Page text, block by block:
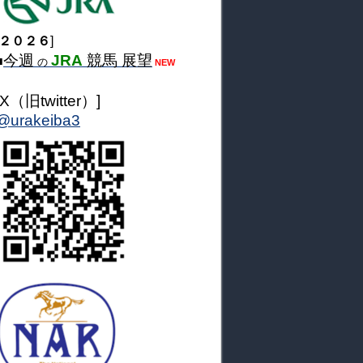
０２６]
今週 の JRA 競馬 展望 NEW
（旧twitter）]